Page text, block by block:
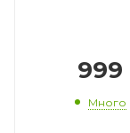
999
Много